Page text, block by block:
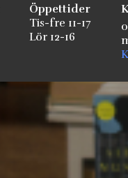
Öppettider
Tis-fre 11-17
Lör 12-16